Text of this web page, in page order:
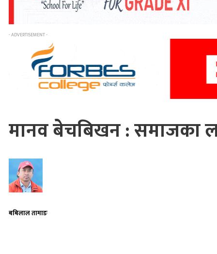
- ADVERTISEMENT -
मानव बेचबिखन : समाजका
बबिलाल तामाङ